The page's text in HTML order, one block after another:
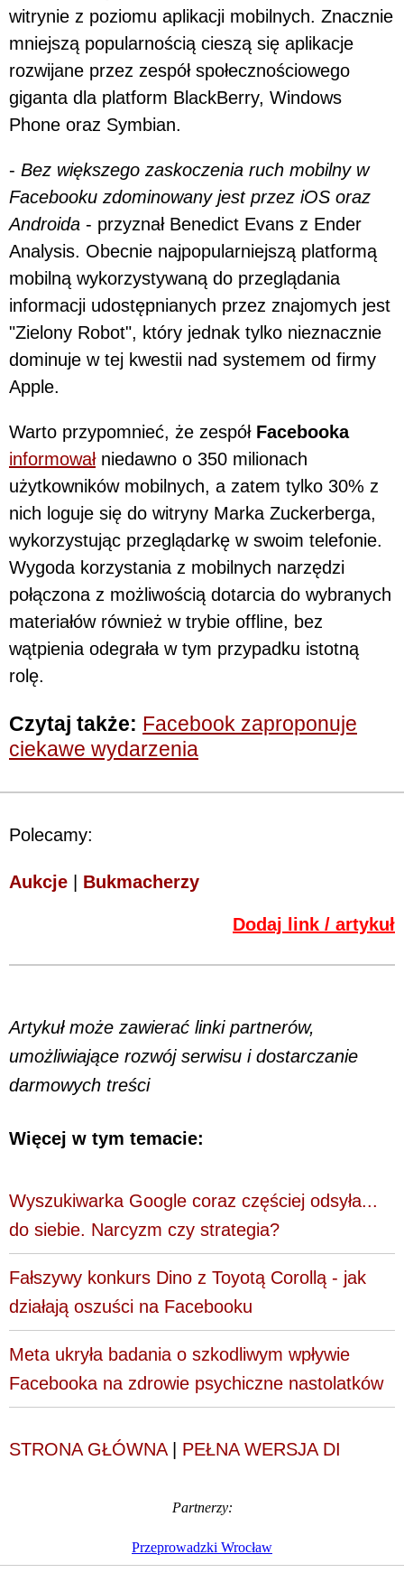
witrynie z poziomu aplikacji mobilnych. Znacznie
mniejszą popularnością cieszą się aplikacje
rozwijane przez zespół społecznościowego
giganta dla platform BlackBerry, Windows
Phone oraz Symbian.
- Bez większego zaskoczenia ruch mobilny w
Facebooku zdominowany jest przez iOS oraz
Androida - przyznał Benedict Evans z Ender
Analysis. Obecnie najpopularniejszą platformą
mobilną wykorzystywaną do przeglądania
informacji udostępnianych przez znajomych jest
"Zielony Robot", który jednak tylko nieznacznie
dominuje w tej kwestii nad systemem od firmy
Apple.
Warto przypomnieć, że zespół Facebooka
informowałniedawno o 350 milionach
użytkowników mobilnych, a zatem tylko 30% z
nich loguje się do witryny Marka Zuckerberga,
wykorzystując przeglądarkę w swoim telefonie.
Wygoda korzystania z mobilnych narzędzi
połączona z możliwością dotarcia do wybranych
materiałów również w trybie offline, bez
wątpienia odegrała w tym przypadku istotną
rolę.
Czytaj także: Facebook zaproponuje
ciekawe wydarzenia
Polecamy:
Aukcje Bukmacherzy
Dodaj link / artykuł
Artykuł może zawierać linki partnerów,
umożliwiające rozwój serwisu i dostarczanie
darmowych treści
Więcej w tym temacie:
Wyszukiwarka Google coraz częściej odsyła...
do siebie. Narcyzm czy strategia?
Fałszywy konkurs Dino z Toyotą Corollą - jak
działają oszuści na Facebooku
Meta ukryła badania o szkodliwym wpływie
Facebooka na zdrowie psychiczne nastolatków
STRONA GŁÓWNA| PEŁNA WERSJA DI
Partnerzy:
Przeprowadzki Wrocław